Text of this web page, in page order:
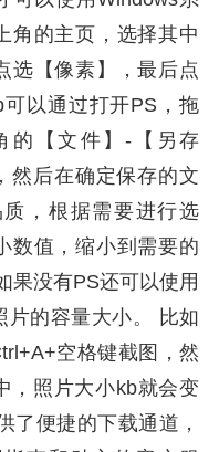
角的主页，选择其中
选【像素】，最后点
以通过打开PS，拖
的【文件】-【另存
然后在确定保存的文
，根据需要进行选
数值，缩小到需要的
果没有PS还可以使用
片的容量大小。 比如
空格键截图，然
，照片大小kb就会变
了便捷的下载通道，